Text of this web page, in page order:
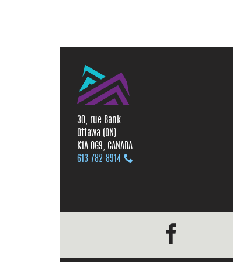
30, rue Bank
Ottawa (ON)
K1A 0G9, CANADA
613 782‑8914